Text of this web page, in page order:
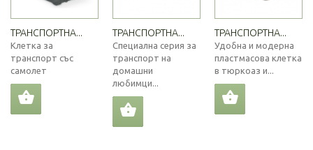
ТРАНСПОРТНА...
Клетка за
транспорт със
самолет
ТРАНСПОРТНА...
Специална серия за
транспорт на
домашни
любимци...
ТРАНСПОРТНА...
Удобна и модерна
пластмасова клетка
в тюркоаз и...